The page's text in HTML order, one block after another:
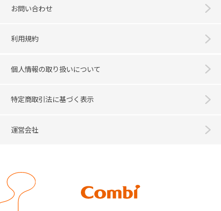
お問い合わせ
利用規約
個人情報の取り扱いについて
特定商取引法に基づく表示
運営会社